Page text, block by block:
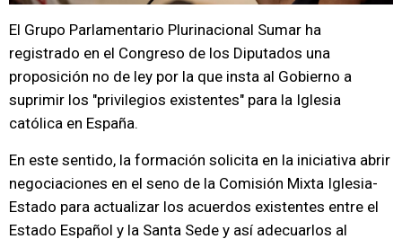
El Grupo Parlamentario Plurinacional Sumar ha
registrado en el Congreso de los Diputados una
proposición no de ley por la que insta al Gobierno a
suprimir los "privilegios existentes" para la Iglesia
católica en España.
En este sentido, la formación solicita en la iniciativa abrir
negociaciones en el seno de la Comisión Mixta Iglesia-
Estado para actualizar los acuerdos existentes entre el
Estado Español y la Santa Sede y así adecuarlos al